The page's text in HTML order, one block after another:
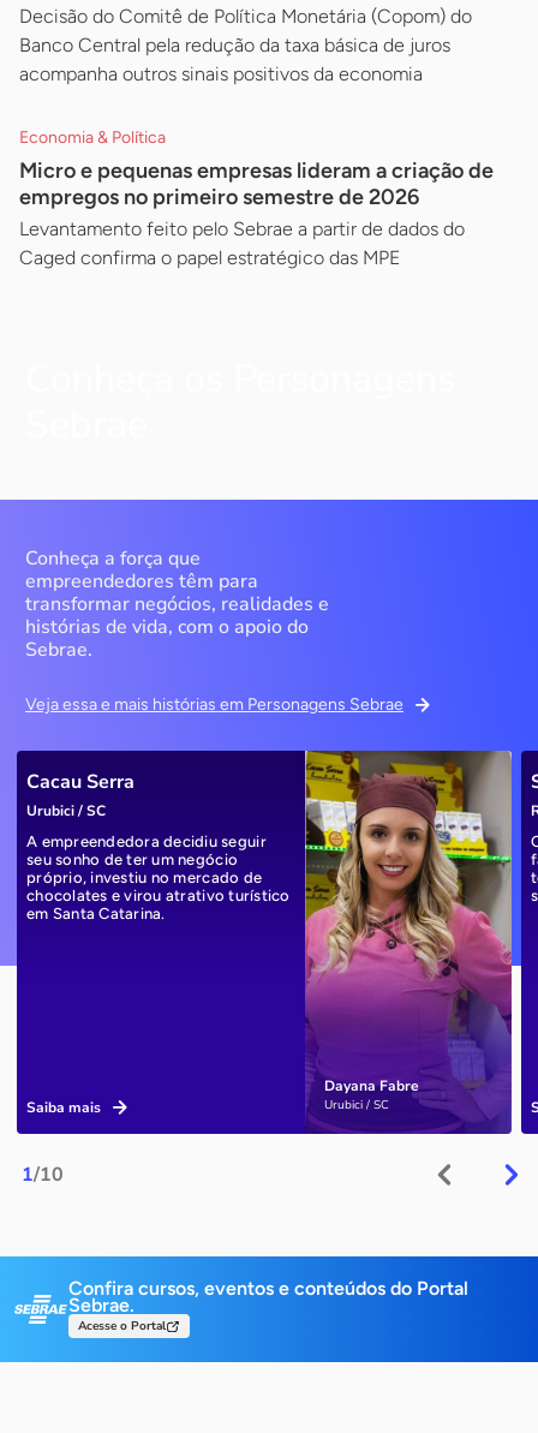
Decisão do Comitê de Política Monetária (Copom) do
Banco Central pela redução da taxa básica de juros
acompanha outros sinais positivos da economia
Economia & Política
Micro e pequenas empresas lideram a criação de
empregos no primeiro semestre de 2026
Levantamento feito pelo Sebrae a partir de dados do
Caged confirma o papel estratégico das MPE
Conheça a força que
empreendedores têm para
transformar negócios, realidades e
histórias de vida, com o apoio do
Sebrae.
Veja essa e mais histórias em Personagens Sebrae
1/10
Dayana Fabre
Urubici / SC
Cacau Serra
Urubici / SC
A empreendedora decidiu seguir
seu sonho de ter um negócio
próprio, investiu no mercado de
chocolates e virou atrativo turístico
em Santa Catarina.
Saiba mais
Confira cursos, eventos e conteúdos do Portal
Sebrae.
Acesse o Portal